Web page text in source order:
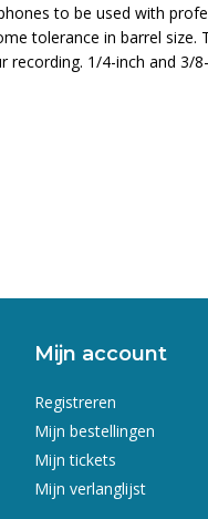
to be used with
tolerance in barrel
1/4-inch and
Mijn account
Registreren
Mijn bestellingen
Mijn tickets
Mijn verlanglijst